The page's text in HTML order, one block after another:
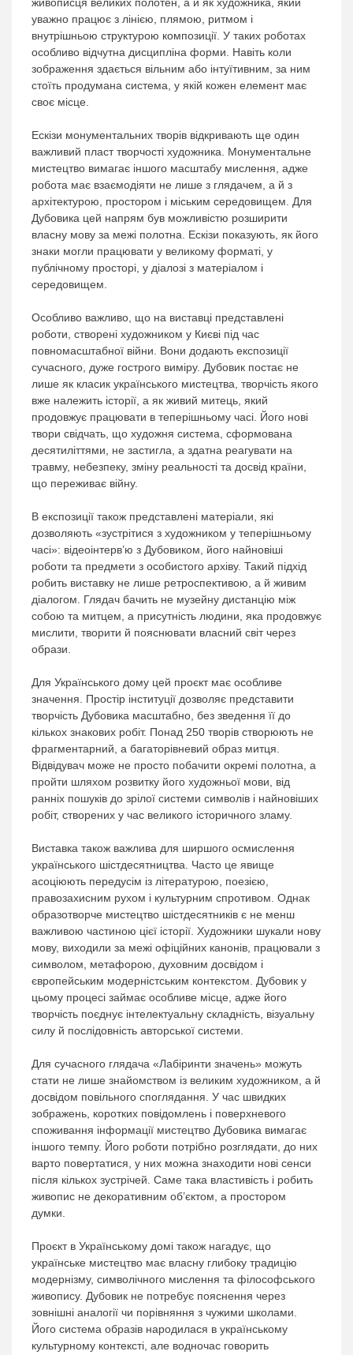
живописця великих полотен, а й як художника, який
уважно працює з лінією, плямою, ритмом і
внутрішньою структурою композиції. У таких роботах
особливо відчутна дисципліна форми. Навіть коли
зображення здається вільним або інтуїтивним, за ним
стоїть продумана система, у якій кожен елемент має
своє місце.
Ескізи монументальних творів відкривають ще один
важливий пласт творчості художника. Монументальне
мистецтво вимагає іншого масштабу мислення, адже
робота має взаємодіяти не лише з глядачем, а й з
архітектурою, простором і міським середовищем. Для
Дубовика цей напрям був можливістю розширити
власну мову за межі полотна. Ескізи показують, як його
знаки могли працювати у великому форматі, у
публічному просторі, у діалозі з матеріалом і
середовищем.
Особливо важливо, що на виставці представлені
роботи, створені художником у Києві під час
повномасштабної війни. Вони додають експозиції
сучасного, дуже гострого виміру. Дубовик постає не
лише як класик українського мистецтва, творчість якого
вже належить історії, а як живий митець, який
продовжує працювати в теперішньому часі. Його нові
твори свідчать, що художня система, сформована
десятиліттями, не застигла, а здатна реагувати на
травму, небезпеку, зміну реальності та досвід країни,
що переживає війну.
В експозиції також представлені матеріали, які
дозволяють «зустрітися з художником у теперішньому
часі»: відеоінтерв’ю з Дубовиком, його найновіші
роботи та предмети з особистого архіву. Такий підхід
робить виставку не лише ретроспективою, а й живим
діалогом. Глядач бачить не музейну дистанцію між
собою та митцем, а присутність людини, яка продовжує
мислити, творити й пояснювати власний світ через
образи.
Для Українського дому цей проєкт має особливе
значення. Простір інституції дозволяє представити
творчість Дубовика масштабно, без зведення її до
кількох знакових робіт. Понад 250 творів створюють не
фрагментарний, а багаторівневий образ митця.
Відвідувач може не просто побачити окремі полотна, а
пройти шляхом розвитку його художньої мови, від
ранніх пошуків до зрілої системи символів і найновіших
робіт, створених у час великого історичного зламу.
Виставка також важлива для ширшого осмислення
українського шістдесятництва. Часто це явище
асоціюють передусім із літературою, поезією,
правозахисним рухом і культурним спротивом. Однак
образотворче мистецтво шістдесятників є не менш
важливою частиною цієї історії. Художники шукали нову
мову, виходили за межі офіційних канонів, працювали з
символом, метафорою, духовним досвідом і
європейським модерністським контекстом. Дубовик у
цьому процесі займає особливе місце, адже його
творчість поєднує інтелектуальну складність, візуальну
силу й послідовність авторської системи.
Для сучасного глядача «Лабіринти значень» можуть
стати не лише знайомством із великим художником, а й
досвідом повільного споглядання. У час швидких
зображень, коротких повідомлень і поверхневого
споживання інформації мистецтво Дубовика вимагає
іншого темпу. Його роботи потрібно розглядати, до них
варто повертатися, у них можна знаходити нові сенси
після кількох зустрічей. Саме така властивість і робить
живопис не декоративним об’єктом, а простором
думки.
Проєкт в Українському домі також нагадує, що
українське мистецтво має власну глибоку традицію
модернізму, символічного мислення та філософського
живопису. Дубовик не потребує пояснення через
зовнішні аналогії чи порівняння з чужими школами.
Його система образів народилася в українському
культурному контексті, але водночас говорить